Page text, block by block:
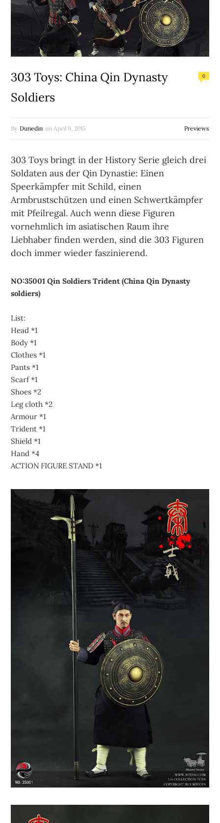
303 Toys: China Qin Dynasty
Soldiers
0
By Dunedin on April 9, 2015 Previews
303 Toys bringt in der History Serie gleich drei
Soldaten aus der Qin Dynastie: Einen
Speerkämpfer mit Schild, einen
Armbrustschützen und einen Schwertkämpfer
mit Pfeilregal. Auch wenn diese Figuren
vornehmlich im asiatischen Raum ihre
Liebhaber finden werden, sind die 303 Figuren
doch immer wieder faszinierend.
NO:35001 Qin Soldiers Trident (China Qin Dynasty
soldiers)
List:
Head *1
Body *1
Clothes *1
Pants *1
Scarf *1
Shoes *2
Leg cloth *2
Armour *1
Trident *1
Shield *1
Hand *4
ACTION FIGURE STAND *1